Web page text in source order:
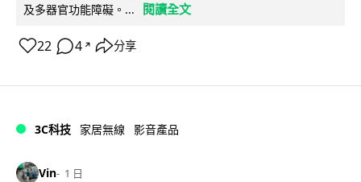
及多器官功能障礙。...
閱讀全文
22 4 ↗ 分享
3C科技 家居無線 影音產品
Vin 1 日